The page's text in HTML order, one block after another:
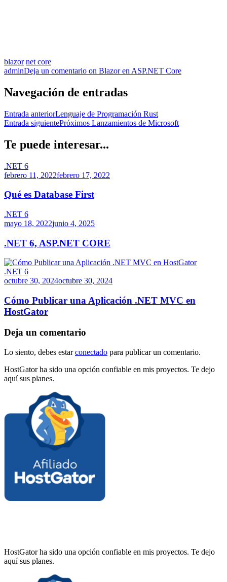
blazor net core
adminDeja un comentario on Blazor en ASP.NET Core
Navegación de entradas
Entrada anteriorLenguaje de Programación Rust
Entrada siguientePróximos Lanzamientos de Microsoft
Te puede interesar...
.NET 6
febrero 11, 2022febrero 17, 2022
Qué es Database First
.NET 6
mayo 18, 2022junio 4, 2025
.NET 6, ASP.NET CORE
.NET 6
octubre 30, 2024octubre 30, 2024
Cómo Publicar una Aplicación .NET MVC en
HostGator
Deja un comentario
Lo siento, debes estarconectado para publicar un comentario.
HostGator ha sido una opción confiable en mis proyectos. Te dejo
aquí sus planes.
HostGator ha sido una opción confiable en mis proyectos. Te dejo
aquí sus planes.